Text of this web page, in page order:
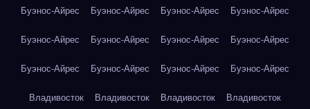
Буэнос-Айрес Буэнос-Айрес Буэнос-Айрес Буэнос-Айрес
Буэнос-Айрес Буэнос-Айрес Буэнос-Айрес Буэнос-Айрес
Буэнос-Айрес Буэнос-Айрес Буэнос-Айрес Буэнос-Айрес
Владивосток Владивосток Владивосток Владивосток